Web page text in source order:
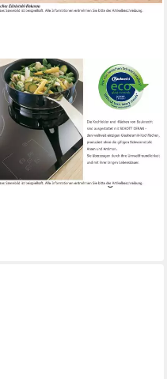
BAUKNECHT
Elektro-Kochfeld
869991014840
Edelstahlrahmen Rahmen
278,89 €
13,85 €
mtl. in 24 Raten
lieferbar - in 3-4 Werktagen bei dir